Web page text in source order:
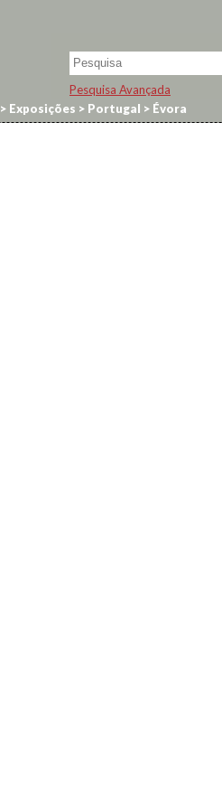
Pesquisa Avançada
> Exposições > Portugal > Évora